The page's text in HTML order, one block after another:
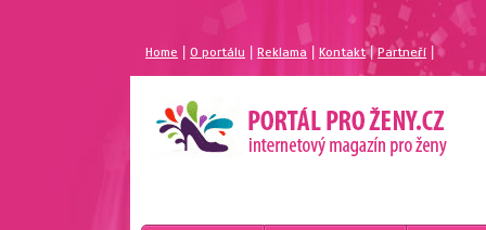
Home |O portálu Reklama Kontakt| Partneří
MAGAZÍN PRO ŽENY
PORTÁL PRO ŽENY.CZ